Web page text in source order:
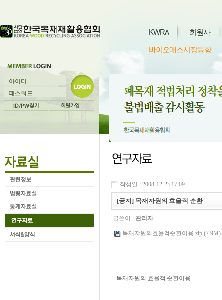
KWRA 회원사
바이오매스시장동향
작성일 : 2008-12-23 17:09
[공지] 목재자원의 효율적 순환
글쓴이 : 관리자
목재쟈원의효율적순환이용.zip (7.9M)
목재자원의 효율적 순환이용